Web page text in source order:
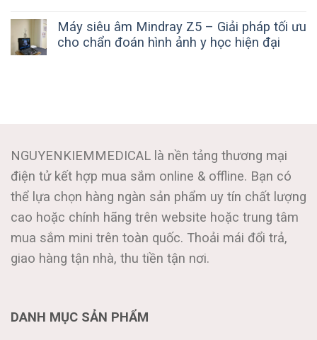
Máy siêu âm Mindray Z5 – Giải pháp tối ưu
cho chẩn đoán hình ảnh y học hiện đại
NGUYENKIEMMEDICAL là nền tảng thương mại
điện tử kết hợp mua sắm online & offline. Bạn có
thể lựa chọn hàng ngàn sản phẩm uy tín chất lượng
cao hoặc chính hãng trên website hoặc trung tâm
mua sắm mini trên toàn quốc. Thoải mái đổi trả,
giao hàng tận nhà, thu tiền tận nơi.
DANH MỤC SẢN PHẨM